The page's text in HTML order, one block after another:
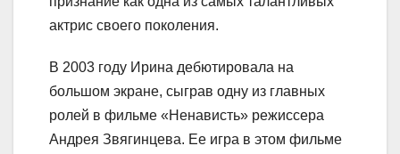
актрис своего поколения.
В 2003 году Ирина дебютировала на
большом экране, сыграв одну из главных
ролей в фильме «Ненависть» режиссера
Андрея Звягинцева. Ее игра в этом фильме